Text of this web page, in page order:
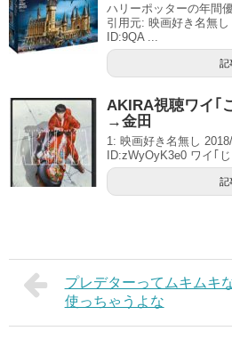
ハリーポッターの年間
引用元: 映画好き名無
ID:9QA ...
記
AKIRA視聴ワイ｢
→金田
1: 映画好き名無し
ID:zWyOyK3e0 ワイ｢
記
プレデターってムキムキ
使っちゃうよな